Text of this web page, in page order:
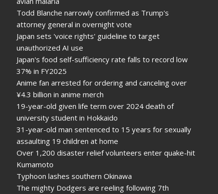
Todd Blanche narrowly confirmed as Trump's
attorney general in overnight vote
Japan sets 'voice rights' guideline to target
unauthorized AI use
Japan's food self-sufficiency rate falls to record low
37% in FY2025
Anime fan arrested for ordering and canceling over
¥4.3 billion in anime merch
19-year-old given life term over 2024 death of
university student in Hokkaido
31-year-old man sentenced to 15 years for sexually
assaulting 19 children at home
Over 1,200 disaster relief volunteers enter quake-hit
Kumamoto
Typhoon lashes southern Okinawa
The mighty Dodgers are reeling following 7th